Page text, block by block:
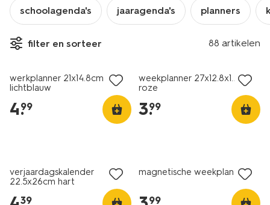
schoolagenda's jaaragenda's planners
filter en sorteer 88 artikelen
nieuw
werkplanner 21x14.8cm
lichtblauw
4.
99
weekplanner 27x12.8x1.2cm
roze
3.
99
verjaardagskalender
22.5x26cm hart
39
magnetische weekplanner
99